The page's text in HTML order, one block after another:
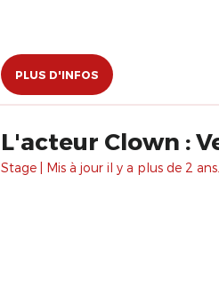
PLUS D'INFOS
L'acteur Clown :
Stage | Mis à jour il y a plus de 2 ans.